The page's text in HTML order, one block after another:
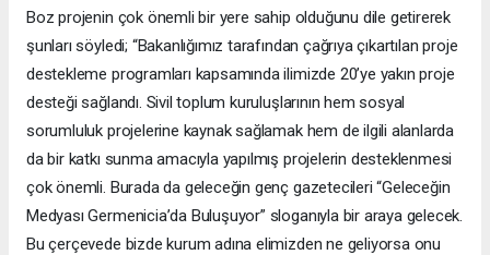
Boz projenin çok önemli bir yere sahip olduğunu dile getirerek
şunları söyledi; “Bakanlığımız tarafından çağrıya çıkartılan proje
destekleme programları kapsamında ilimizde 20’ye yakın proje
desteği sağlandı. Sivil toplum kuruluşlarının hem sosyal
sorumluluk projelerine kaynak sağlamak hem de ilgili alanlarda
da bir katkı sunma amacıyla yapılmış projelerin desteklenmesi
çok önemli. Burada da geleceğin genç gazetecileri “Geleceğin
Medyası Germenicia’da Buluşuyor” sloganıyla bir araya gelecek.
Bu çerçevede bizde kurum adına elimizden ne geliyorsa onu